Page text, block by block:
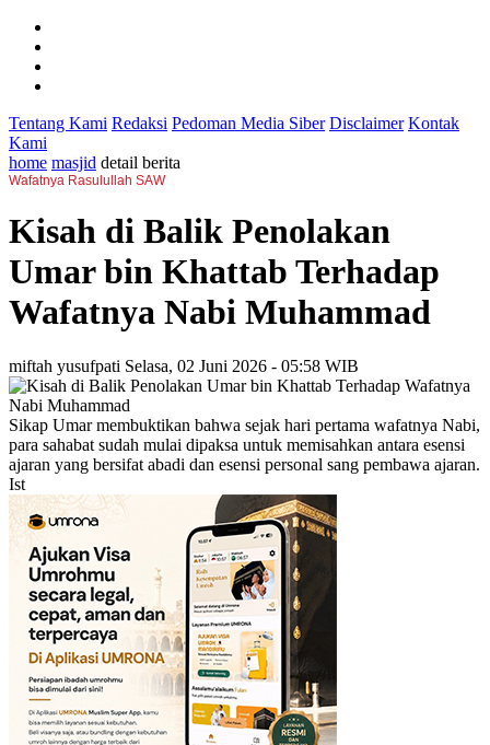
Tentang Kami Redaksi Pedoman Media Siber Disclaimer Kontak
Kami
home masjid detail berita
Wafatnya Rasulullah SAW
Kisah di Balik Penolakan
Umar bin Khattab Terhadap
Wafatnya Nabi Muhammad
miftah yusufpati Selasa, 02 Juni 2026 - 05:58 WIB
Sikap Umar membuktikan bahwa sejak hari pertama wafatnya Nabi,
para sahabat sudah mulai dipaksa untuk memisahkan antara esensi
ajaran yang bersifat abadi dan esensi personal sang pembawa ajaran.
Ist